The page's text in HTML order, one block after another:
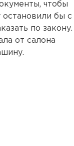
чтобы
бы с
по закону.
от салона